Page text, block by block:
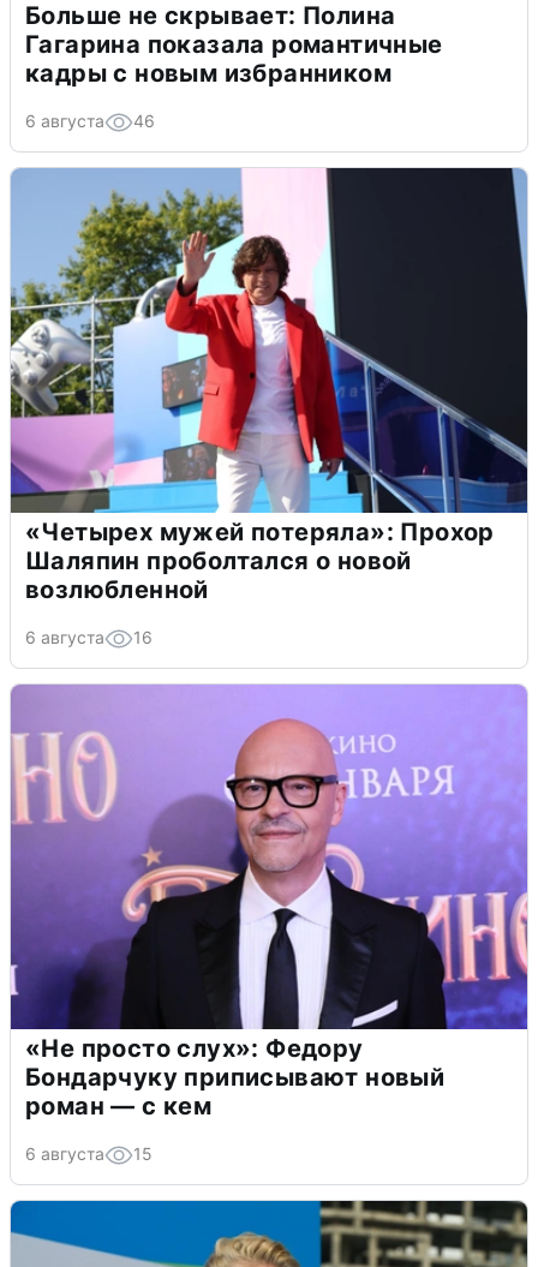
Больше не скрывает: Полина
Гагарина показала романтичные
кадры с новым избранником
6 августа 46
«Четырех мужей потеряла»: Прохор
Шаляпин проболтался о новой
возлюбленной
6 августа 16
«Не просто слух»: Федору
Бондарчуку приписывают новый
роман — с кем
6 августа 15